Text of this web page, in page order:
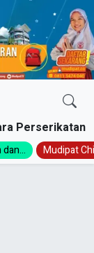
Perserikatan
Mudipat